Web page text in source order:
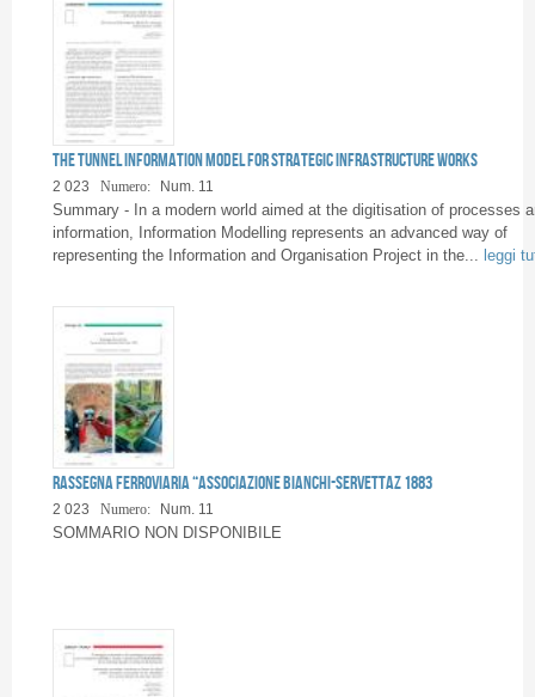
The Tunnel Information Model for strategic infrastructure works
2 023 Numero: Num. 11
Summary - In a modern world aimed at the digitisation of processes
information, Information Modelling represents an advanced way of
representing the Information and Organisation Project in the... leggi
Rassegna Ferroviaria “Associazione Bianchi-Servettaz 1883
2 023 Numero: Num. 11
SOMMARIO NON DISPONIBILE